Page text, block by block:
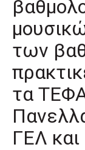
των
τα
ΓΕΛ